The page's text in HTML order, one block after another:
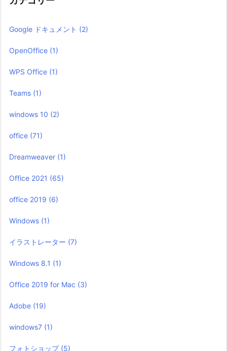
Google ドキュメント (2)
OpenOffice (1)
WPS Office (1)
Teams (1)
windows 10 (2)
office (71)
Dreamweaver (1)
Office 2021 (65)
office 2019 (6)
Windows (1)
イラストレーター (7)
Windows 8.1 (1)
Office 2019 for Mac (3)
Adobe (19)
windows7 (1)
フォトショップ (5)